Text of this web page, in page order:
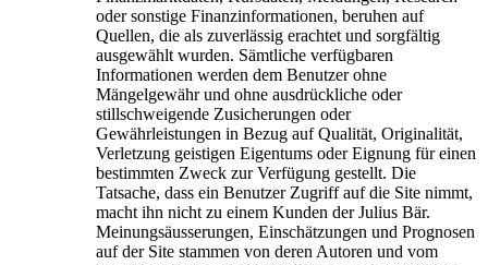
oder sonstige Finanzinformationen, beruhen auf
Quellen, die als zuverlässig erachtet und sorgfältig
ausgewählt wurden. Sämtliche verfügbaren
Informationen werden dem Benutzer ohne
Mängelgewähr und ohne ausdrückliche oder
stillschweigende Zusicherungen oder
Gewährleistungen in Bezug auf Qualität, Originalität,
Verletzung geistigen Eigentums oder Eignung für einen
bestimmten Zweck zur Verfügung gestellt. Die
Tatsache, dass ein Benutzer Zugriff auf die Site nimmt,
macht ihn nicht zu einem Kunden der Julius Bär.
Meinungsäusserungen, Einschätzungen und Prognosen
auf der Site stammen von deren Autoren und vom